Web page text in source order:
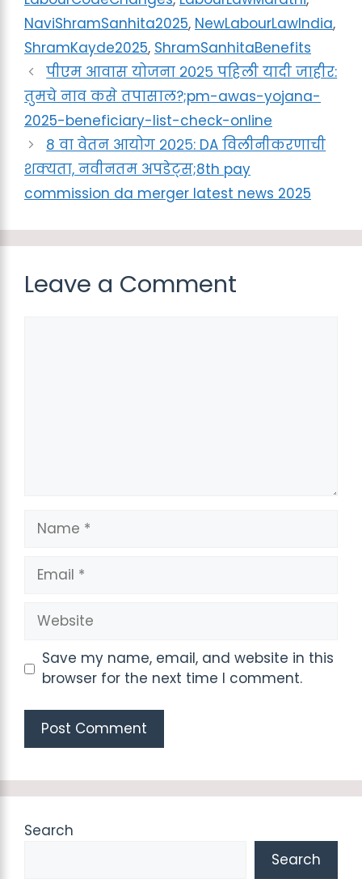
NaviShramSanhita2025, NewLabourLawIndia,
ShramKayde2025, ShramSanhitaBenefits
पीएम आवास योजना २०२५ पहिली यादी जाहीर:
तुमचे नाव कसे तपासाल?;pm-awas-yojana-
2025-beneficiary-list-check-online
8 वा वेतन आयोग २०२५: DA विलीनीकरणाची
शक्यता, नवीनतम अपडेट्स;8th pay
commission da merger latest news 2025
Leave a Comment
Name
Email
Website
Save my name, email, and website in this
browser for the next time I comment.
Search
Search